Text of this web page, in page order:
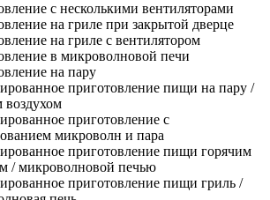
с несколькими вентиляторами
на гриле при закрытой дверце
на гриле с вентилятором
в микроволновой печи
на пару
приготовление пищи на пару /
воздухом
приготовление с
микроволн и пара
приготовление пищи горячим
/ микроволновой печью
приготовление пищи гриль /